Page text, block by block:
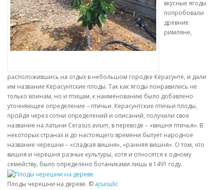
вкусные ягоды
попробовали
древние
римляне,
расположившись на отдых в небольшом городке Керасунте, и дали
им название Керасунтские плоды. Так как ягоды понравились не
только воинам, но и птицам, к наименованию было добавлено
уточняющее определение – птичьи. Керасунтские птичьи плоды,
пройдя через сотни определений и описаний, получили свое
название на латыни Cerasus avium, в переводе – «вишня птичья». В
некоторых странах и до настоящего времени бытует народное
название черешни – «сладкая вишня», «ранняя вишня». О том, что
вишня и черешня разные культуры, хотя и относятся к одному
семейству, было определено ботаниками лишь в 1491 году.
Плоды черешни на дереве. © ajsasulic